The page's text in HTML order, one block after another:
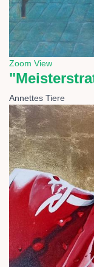
Zoom View
Annettes Tiere